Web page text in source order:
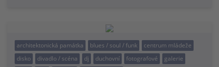
architektonická památka blues / soul / funk
centrum mládeže
disko
divadlo / scéna dj duchovní fotografové
galerie